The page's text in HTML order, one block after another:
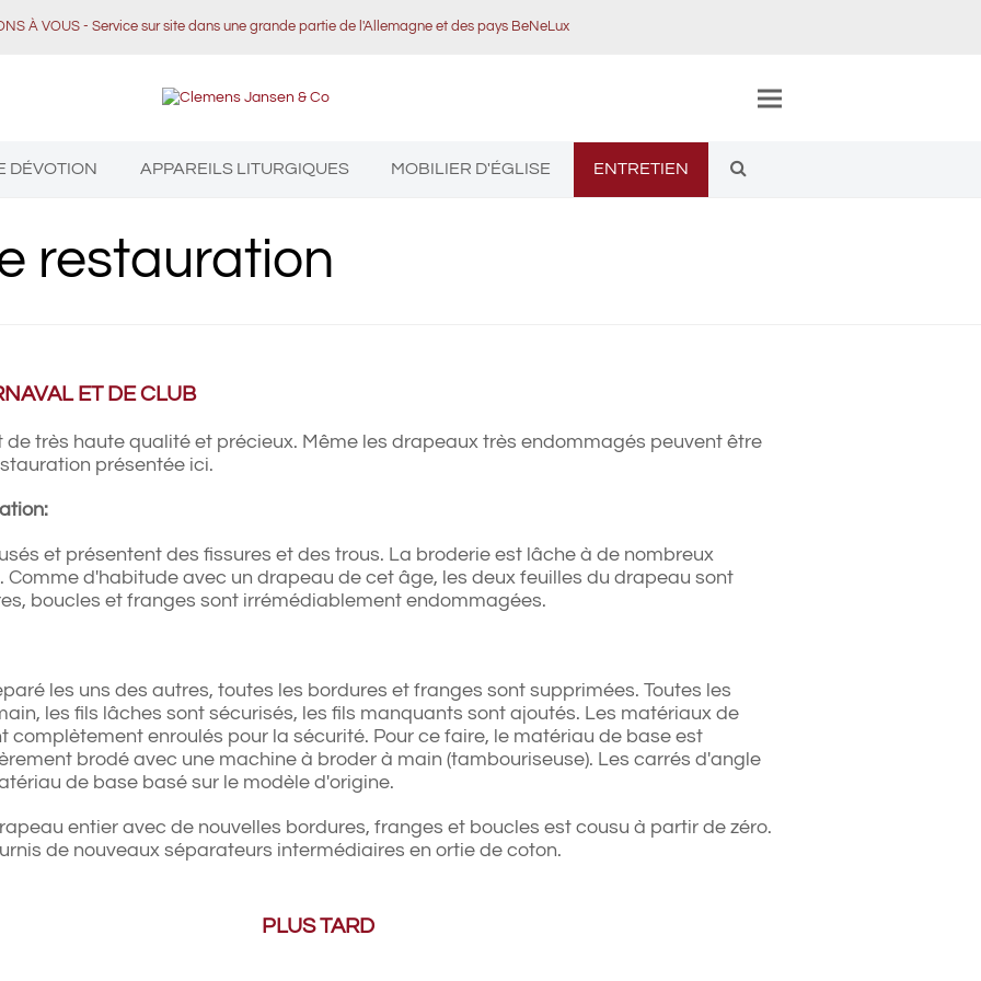
À VOUS - Service sur site dans une grande partie de l'Allemagne et des pays BeNeLux
DÉVOTION APPAREILS LITURGIQUES MOBILIER D'ÉGLISE ENTRETIEN
restauration
ET DE CLUB
très haute qualité et précieux. Même les drapeaux très endommagés peuvent être
présentée ici.
et présentent des fissures et des trous. La broderie est lâche à de nombreux
Comme d'habitude avec un drapeau de cet âge, les deux feuilles du drapeau sont
boucles et franges sont irrémédiablement endommagées.
les uns des autres, toutes les bordures et franges sont supprimées. Toutes les
les fils lâches sont sécurisés, les fils manquants sont ajoutés. Les matériaux de
complètement enroulés pour la sécurité. Pour ce faire, le matériau de base est
brodé avec une machine à broder à main (tambouriseuse). Les carrés d'angle
de base basé sur le modèle d'origine.
entier avec de nouvelles bordures, franges et boucles est cousu à partir de zéro.
de nouveaux séparateurs intermédiaires en ortie de coton.
PLUS TARD